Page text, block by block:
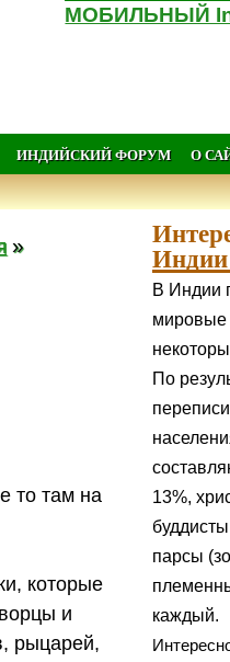
МОБИЛЬНЫЙ
ИНДИЙСКИЙ ФОРУМ О
»
то там на
которые
и
рыцарей,
Индии
В Индии
мировые
По
13%,
парсы
каждый.